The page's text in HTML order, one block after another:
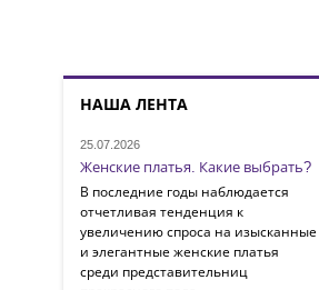
НАША ЛЕНТА
25.07.2026
Женские платья. Какие выбрать?
В последние годы наблюдается
отчетливая тенденция к
увеличению спроса на изысканные
и элегантные женские платья
среди представительниц